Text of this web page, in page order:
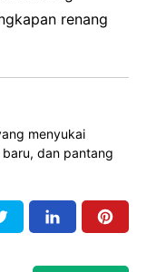
renang
menyukai
dan pantang